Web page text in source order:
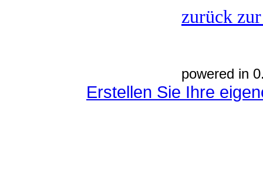
zurück
powered in
Erstellen Sie Ihre